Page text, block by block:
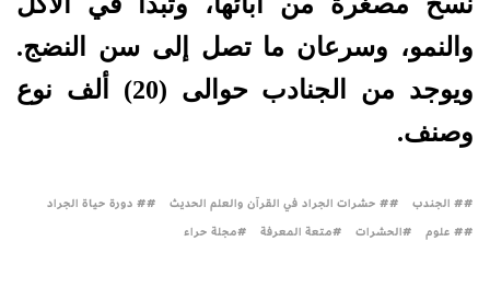
والنمو، وسرعان ما تصل إلى سن النضج.
ويوجد من الجنادب حوالى (20) ألف نوع
وصنف.
# الجندب # حشرات الجراد في القرآن والعلم الحديث
# دورة حياة الجراد
# علوم
الحشرات متعة المعرفة مجلة حراء